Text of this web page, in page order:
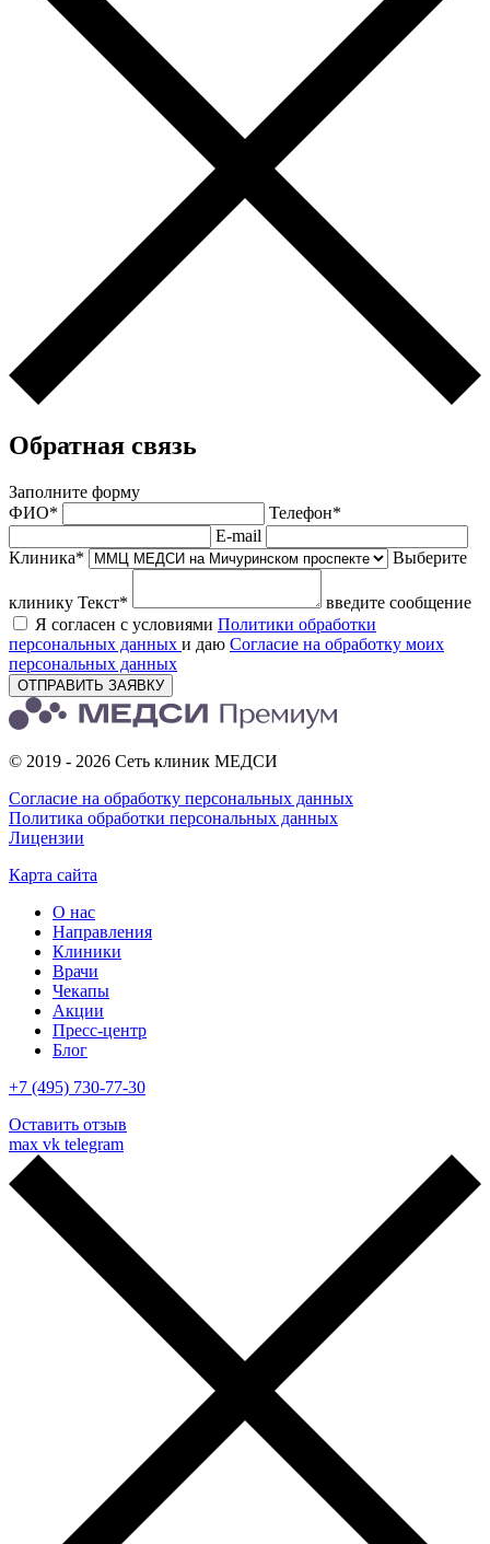
Обратная связь
Заполните форму
ФИО*
Телефон*
E-mail
Клиника*
Выберите
клинику Текст*
введите сообщение
Я согласен с условиями Политики обработки
персональных данных и даю Согласие на обработку моих
персональных данных
ОТПРАВИТЬ ЗАЯВКУ
© 2019 - 2026 Сеть клиник МЕДСИ
Согласие на обработку персональных данных
Политика обработки персональных данных
Лицензии
Карта сайта
О нас
Направления
Клиники
Врачи
Чекапы
Акции
Пресс-центр
Блог
+7 (495) 730-77-30
Оставить отзыв
max vk telegram